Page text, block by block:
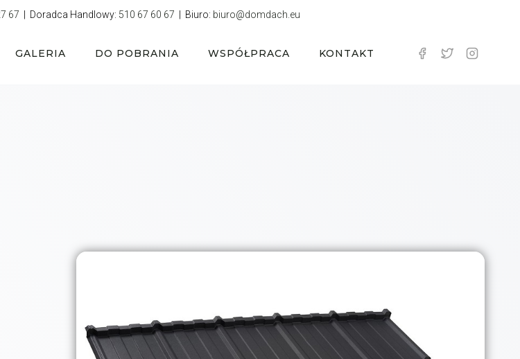
67 | Doradca Handlowy: 510 67 60 67 | Biuro: biuro@domdach.eu
GALERIA DO POBRANIA WSPÓŁPRACA KONTAKT